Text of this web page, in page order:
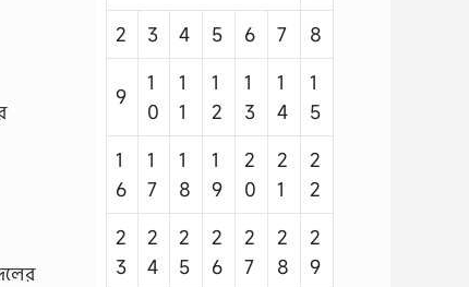
2
3 4 5 6 7 8
9
1
0
1
1
1
2
1
3
1
4
1
5
1
6
1
7
1
8
1
9
2
0
2
1
2
2
2
3
2
4
2
5
2
6
2
7
2
8
2
9